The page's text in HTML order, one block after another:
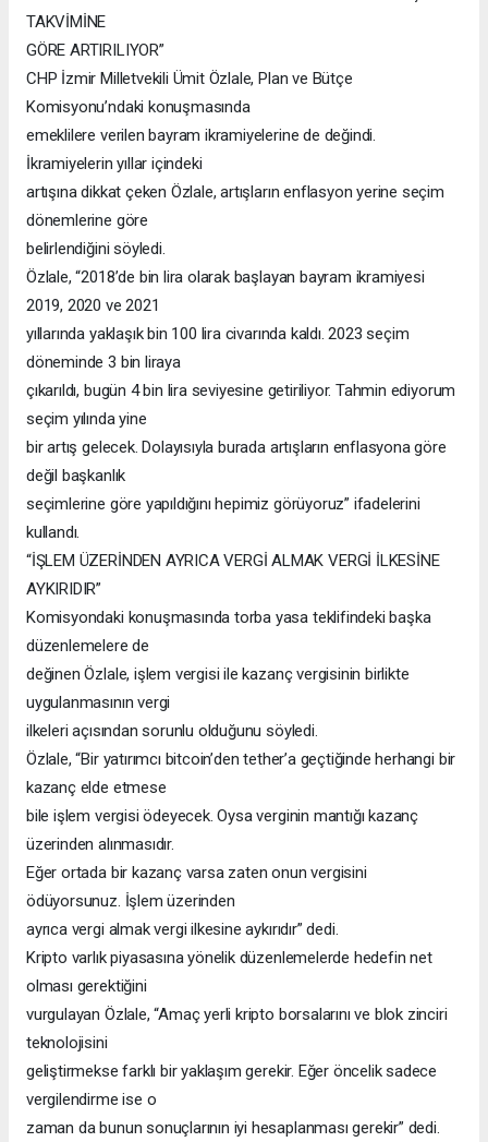
TAKVİMİNE
GÖRE ARTIRILIYOR”
CHP İzmir Milletvekili Ümit Özlale, Plan ve Bütçe
Komisyonu’ndaki konuşmasında
emeklilere verilen bayram ikramiyelerine de değindi.
İkramiyelerin yıllar içindeki
artışına dikkat çeken Özlale, artışların enflasyon yerine seçim
dönemlerine göre
belirlendiğini söyledi.
Özlale, “2018’de bin lira olarak başlayan bayram ikramiyesi
2019, 2020 ve 2021
yıllarında yaklaşık bin 100 lira civarında kaldı. 2023 seçim
döneminde 3 bin liraya
çıkarıldı, bugün 4 bin lira seviyesine getiriliyor. Tahmin ediyorum
seçim yılında yine
bir artış gelecek. Dolayısıyla burada artışların enflasyona göre
değil başkanlık
seçimlerine göre yapıldığını hepimiz görüyoruz” ifadelerini
kullandı.
“İŞLEM ÜZERİNDEN AYRICA VERGİ ALMAK VERGİ İLKESİNE
AYKIRIDIR”
Komisyondaki konuşmasında torba yasa teklifindeki başka
düzenlemelere de
değinen Özlale, işlem vergisi ile kazanç vergisinin birlikte
uygulanmasının vergi
ilkeleri açısından sorunlu olduğunu söyledi.
Özlale, “Bir yatırımcı bitcoin’den tether’a geçtiğinde herhangi bir
kazanç elde etmese
bile işlem vergisi ödeyecek. Oysa verginin mantığı kazanç
üzerinden alınmasıdır.
Eğer ortada bir kazanç varsa zaten onun vergisini
ödüyorsunuz. İşlem üzerinden
ayrıca vergi almak vergi ilkesine aykırıdır” dedi.
Kripto varlık piyasasına yönelik düzenlemelerde hedefin net
olması gerektiğini
vurgulayan Özlale, “Amaç yerli kripto borsalarını ve blok zinciri
teknolojisini
geliştirmekse farklı bir yaklaşım gerekir. Eğer öncelik sadece
vergilendirme ise o
zaman da bunun sonuçlarının iyi hesaplanması gerekir” dedi.